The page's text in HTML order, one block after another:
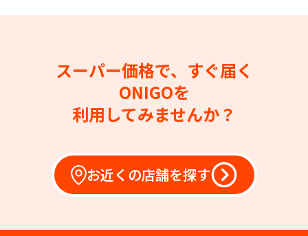
スーパー価格で、すぐ届く
ONIGOを
利用してみませんか？
お近くの店舗を探す